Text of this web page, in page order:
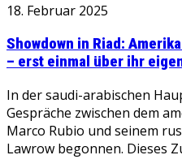
18. Februar 2025
Showdown in Riad:
– erst einmal über ihr
In der saudi-arabischen
Gespräche zwischen dem
Marco Rubio und seinem
Lawrow begonnen. Dieses